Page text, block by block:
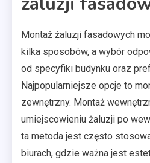
Montaż żaluzji fasadowych
kilka sposobów, a wybór
od specyfiki budynku oraz
Najpopularniejsze opcje to
zewnętrzny. Montaż
umiejscowieniu żaluzji po
ta metoda jest często
biurach, gdzie ważna jest